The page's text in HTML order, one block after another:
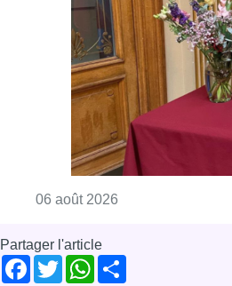
06 août 2026
Partager l'article
Facebook
TwitterWhatsApp